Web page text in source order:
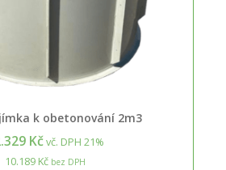
k obetonování 2m3
Kčvč. DPH 21%
10.189 Kč bez DPH